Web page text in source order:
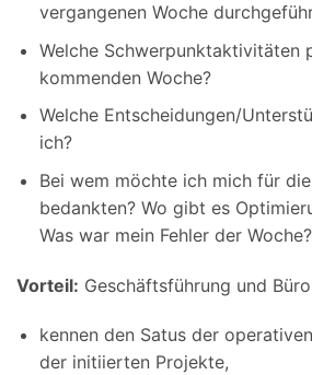
vergangenen Woche
Welche Schwerpunktaktivitäten
kommenden Woche?
Welche Entscheidungen/
ich?
Bei wem möchte ich mich für
bedankten? Wo gibt es
Was war mein Fehler der Woche?
Vorteil: Geschäftsführung und
kennen den Satus der
der initiierten Projekte,